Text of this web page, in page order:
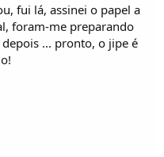
fui lá, assinei o papel a
foram-me preparando
... pronto, o jipe é